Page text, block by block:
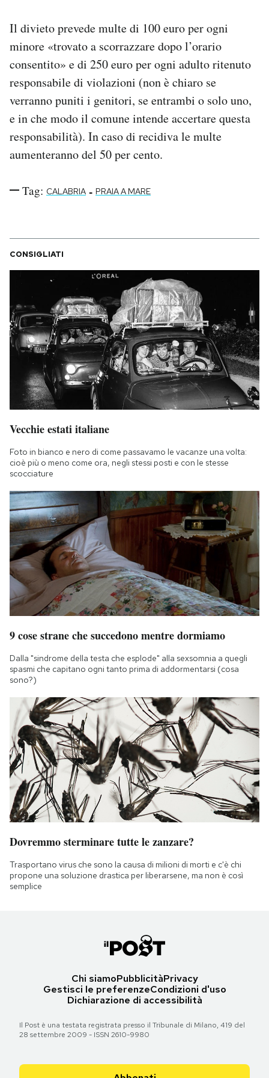
Il divieto prevede multe di 100 euro per ogni
minore «trovato a scorrazzare dopo l’orario
consentito» e di 250 euro per ogni adulto ritenuto
responsabile di violazioni (non è chiaro se
verranno puniti i genitori, se entrambi o solo uno,
e in che modo il comune intende accertare questa
responsabilità). In caso di recidiva le multe
aumenteranno del 50 per cento.
Tag: CALABRIA - PRAIA A MARE
CONSIGLIATI
Vecchie estati italiane
Foto in bianco e nero di come passavamo le vacanze una volta:
cioè più o meno come ora, negli stessi posti e con le stesse
scocciature
9 cose strane che succedono mentre dormiamo
Dalla "sindrome della testa che esplode" alla sexsomnia a quegli
spasmi che capitano ogni tanto prima di addormentarsi (cosa
sono?)
Dovremmo sterminare tutte le zanzare?
Trasportano virus che sono la causa di milioni di morti e c'è chi
propone una soluzione drastica per liberarsene, ma non è così
semplice
Chi siamoPubblicitàPrivacy
Gestisci le preferenzeCondizioni d'uso
Dichiarazione di accessibilità
Il Post è una testata registrata presso il Tribunale di Milano, 419 del
28 settembre 2009 - ISSN 2610-9980